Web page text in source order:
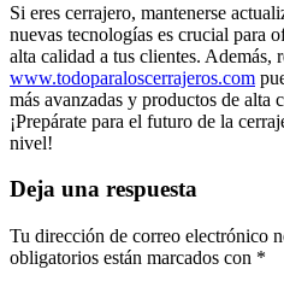
Si eres cerrajero, mantenerse
nuevas tecnologías es crucial para
alta calidad a tus clientes. Además,
www.todoparaloscerrajeros.com
más avanzadas y productos de alta
¡Prepárate para el futuro de la
nivel!
Deja una respuesta
Tu dirección de correo electrónico
obligatorios están marcados con *